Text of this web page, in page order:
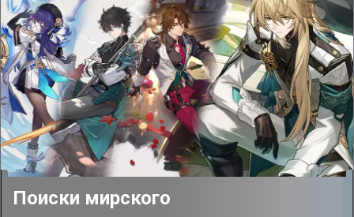
Поиски мирского